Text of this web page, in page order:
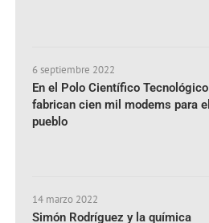
6 septiembre 2022
En el Polo Científico Tecnológico
fabrican cien mil modems para el
pueblo
14 marzo 2022
Simón Rodríguez y la química